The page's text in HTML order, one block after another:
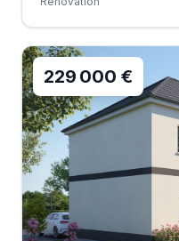
229 000 €